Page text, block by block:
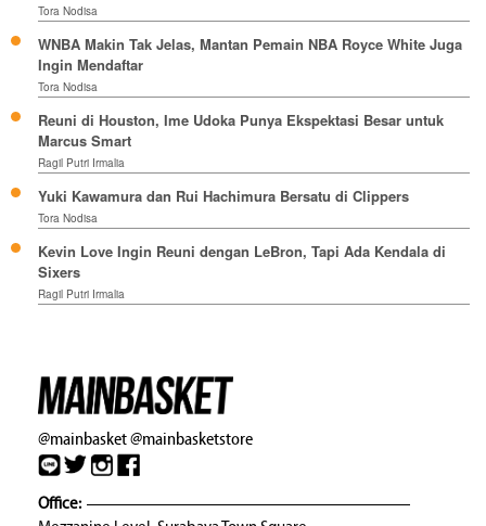
Tora Nodisa
WNBA Makin Tak Jelas, Mantan Pemain NBA Royce White Juga
Ingin Mendaftar
Tora Nodisa
Reuni di Houston, Ime Udoka Punya Ekspektasi Besar untuk
Marcus Smart
Ragil Putri Irmalia
Yuki Kawamura dan Rui Hachimura Bersatu di Clippers
Tora Nodisa
Kevin Love Ingin Reuni dengan LeBron, Tapi Ada Kendala di
Sixers
Ragil Putri Irmalia
@mainbasket@mainbasketstore
Office: